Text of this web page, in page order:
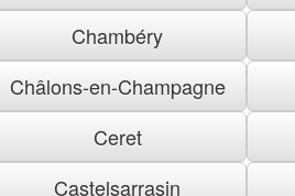
Chambéry
Châlons-en-Champagne
Ceret
Castelsarrasin